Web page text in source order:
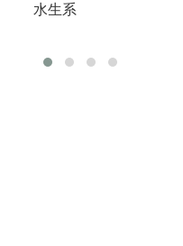
水生系